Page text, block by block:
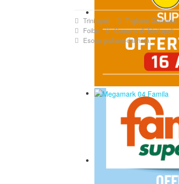
Trinitapoli Triglione Giacomo
Foibe
Comune di Trinitapoli
Esodo giuliano-dalmata